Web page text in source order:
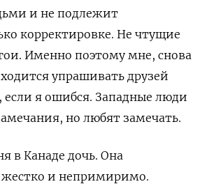
и не подлежит
корректировке. Не чтущие
Именно поэтому мне, снова
упрашивать друзей
если я ошибся. Западные люди
но любят замечать.
в Канаде дочь. Она
жестко и непримиримо.